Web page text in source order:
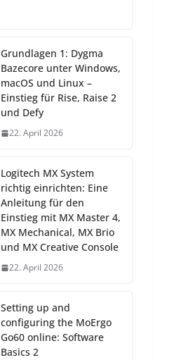
Grundlagen 1: Dygma
Bazecore unter Windows,
macOS und Linux –
Einstieg für Rise, Raise 2
und Defy
22. April 2026
Logitech MX System
richtig einrichten: Eine
Anleitung für den
Einstieg mit MX Master 4,
MX Mechanical, MX Brio
und MX Creative Console
22. April 2026
Setting up and
configuring the MoErgo
Go60 online: Software
Basics 2